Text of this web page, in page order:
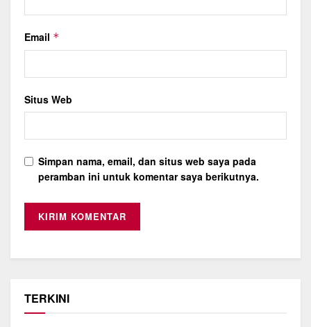
Email *
Situs Web
Simpan nama, email, dan situs web saya pada
peramban ini untuk komentar saya berikutnya.
TERKINI